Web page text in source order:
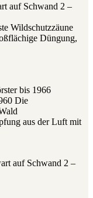
Schwand 2 –
zur
bis 1966
Luft mit
Schwand 2 –